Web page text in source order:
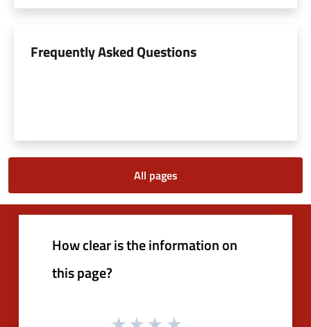
Frequently Asked Questions
All pages
How clear is the information on
this page?